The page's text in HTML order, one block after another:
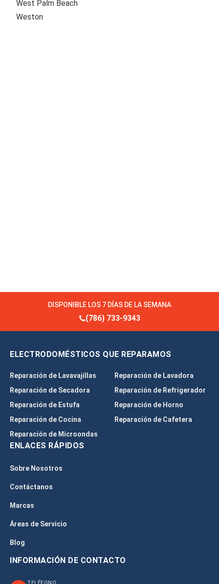
West Palm Beach
Weston
DISPONIBLE LOS 7 DÍAS DE LA SEMANA
(786) 733-9343
ELECTRODOMÉSTICOS QUE REPARAMOS
Reparación de Lavavajillas
Reparación de Lavadora
Reparación de Secadora
Reparación de Refrigerador
Reparación de Estufa
Reparación de Horno
Reparación de Cocina
Reparación de Cafetera
Reparación de Microondas
ENLACES RÁPIDOS
Sobre Nosotros
Contáctanos
Marcas
Áreas de Servicio
Blog
INFORMACIÓN DE CONTACTO